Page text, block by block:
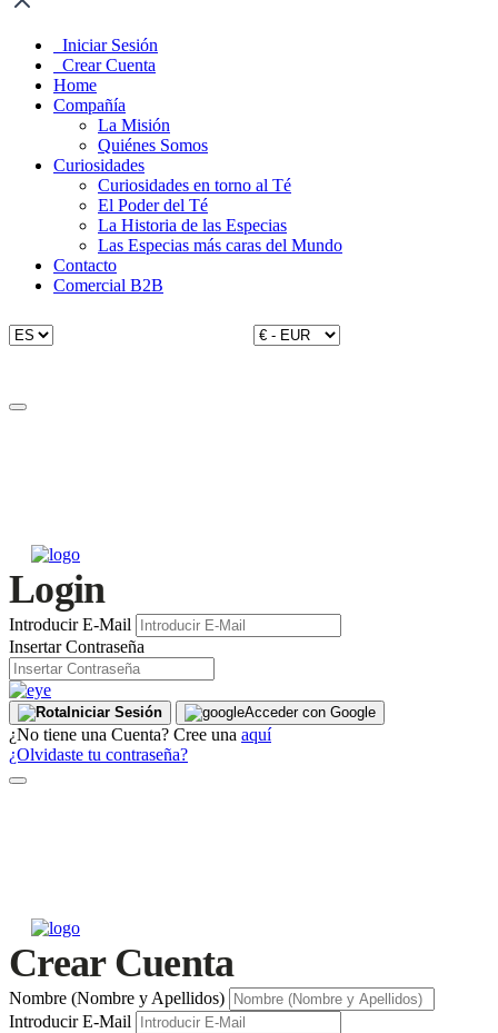
Iniciar Sesión
Crear Cuenta
Home
Compañía
La Misión
Quiénes Somos
Curiosidades
Curiosidades en torno al Té
El Poder del Té
La Historia de las Especias
Las Especias más caras del Mundo
Contacto
Comercial B2B
Login
Introducir E-Mail
Insertar Contraseña
Iniciar Sesión Acceder con Google
¿No tiene una Cuenta? Cree una aquí
¿Olvidaste tu contraseña?
Crear Cuenta
Nombre (Nombre y Apellidos)
Introducir E-Mail